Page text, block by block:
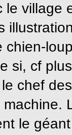
le
chien-
si, cf
le chef
le